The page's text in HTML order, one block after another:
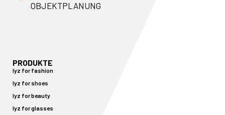
OBJEKTPLANUNG
PRODUKTE
lyz for fashion
lyz for shoes
lyz for beauty
lyz for glasses